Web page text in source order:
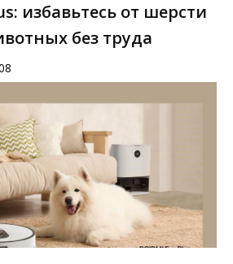
избавьтесь от шерсти
без труда